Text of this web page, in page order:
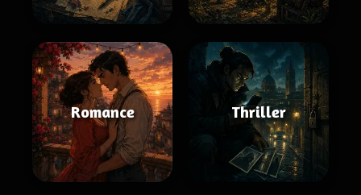
Romance Thriller